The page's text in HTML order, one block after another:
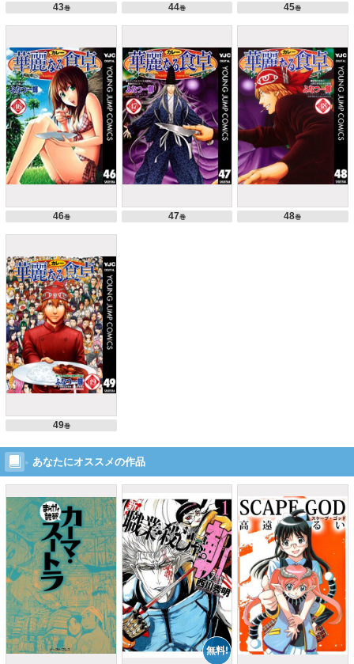
43巻 44巻 45巻
46巻 47巻 48巻
49巻
あなたにオススメの作品